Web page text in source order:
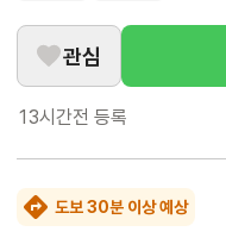
관심
13시간전 등록
도보 30분 이상 예상